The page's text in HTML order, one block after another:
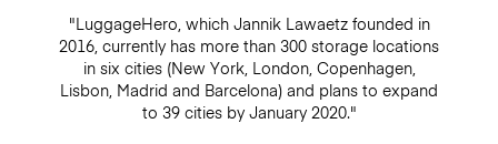
"LuggageHero, which Jannik Lawaetz founded in
2016, currently has more than 300 storage locations
in six cities (New York, London, Copenhagen,
Lisbon, Madrid and Barcelona) and plans to expand
to 39 cities by January 2020."